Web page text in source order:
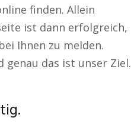
finden. Allein
ist dann erfolgreich,
Ihnen zu melden.
genau das ist unser Ziel.